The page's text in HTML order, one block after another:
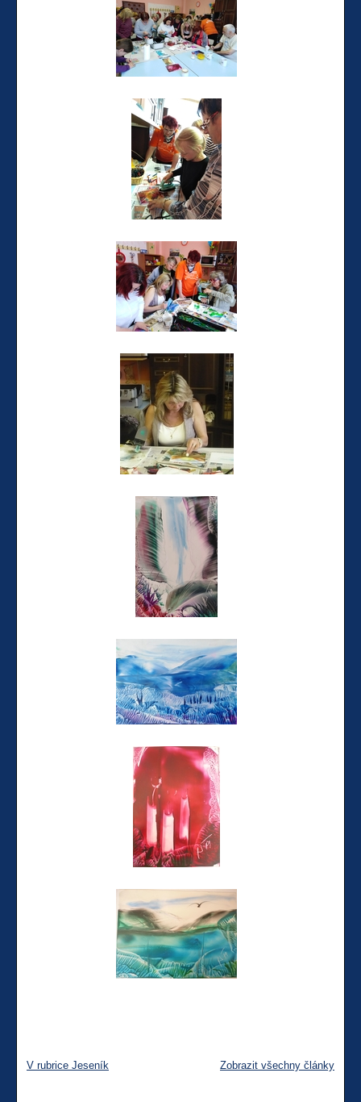
V rubrice Jeseník Zobrazit všechny články